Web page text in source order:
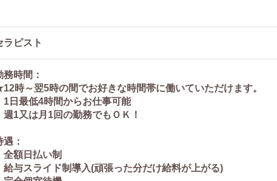
ラピスト
務時間：
時～翌5時の間でお好きな時間帯に働いていただけます。
1日最低4時間からお仕事可能
週1又は月1回の勤務でもＯＫ！
遇：
全額日払い制
給与スライド制導入(頑張った分だけ給料が上がる)